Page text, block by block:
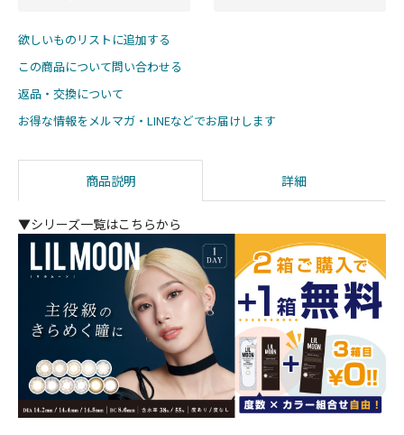
欲しいものリストに追加する
この商品について問い合わせる
返品・交換について
お得な情報をメルマガ・LINEなどでお届けします
商品説明 詳細
▼シリーズ一覧はこちらから